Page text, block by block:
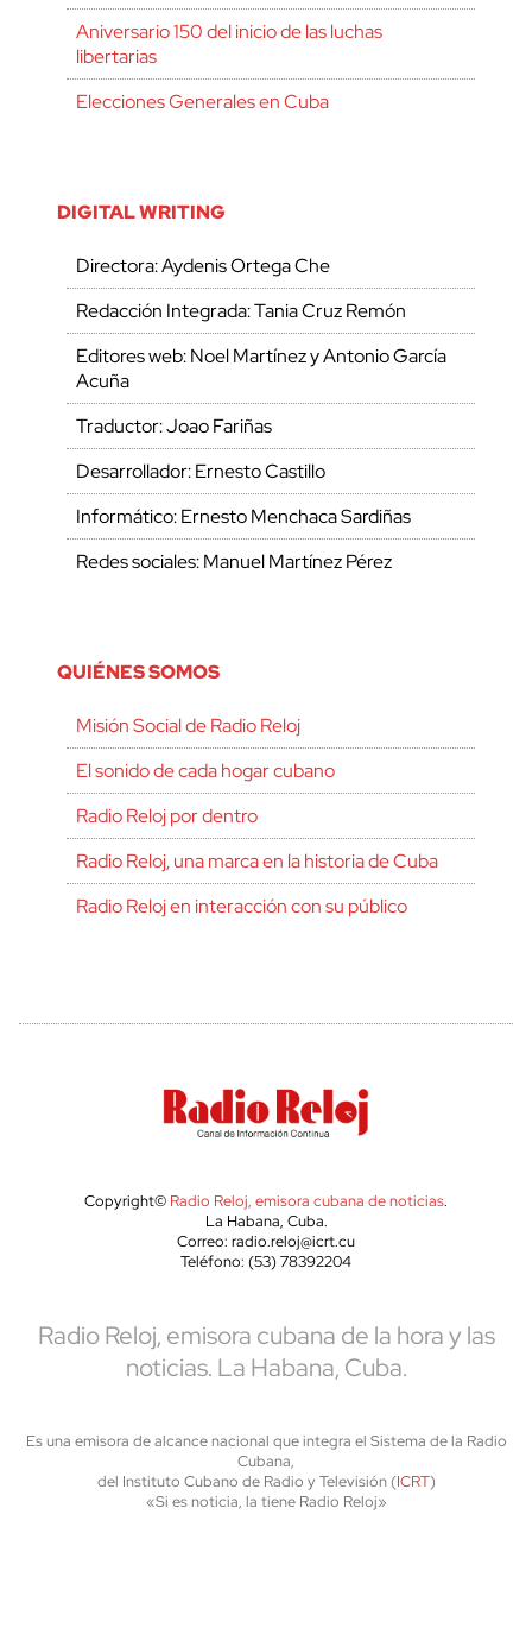
Aniversario 150 del inicio de las luchas
libertarias
Elecciones Generales en Cuba
DIGITAL WRITING
Directora: Aydenis Ortega Che
Redacción Integrada: Tania Cruz Remón
Editores web: Noel Martínez y Antonio García
Acuña
Traductor: Joao Fariñas
Desarrollador: Ernesto Castillo
Informático: Ernesto Menchaca Sardiñas
Redes sociales: Manuel Martínez Pérez
QUIÉNES SOMOS
Misión Social de Radio Reloj
El sonido de cada hogar cubano
Radio Reloj por dentro
Radio Reloj, una marca en la historia de Cuba
Radio Reloj en interacción con su público
Copyright© Radio Reloj, emisora cubana de noticias.
La Habana, Cuba.
Correo: radio.reloj@icrt.cu
Teléfono: (53) 78392204
Radio Reloj, emisora cubana de la hora y las
noticias. La Habana, Cuba.
Es una emisora de alcance nacional que integra el Sistema de la Radio
Cubana,
del Instituto Cubano de Radio y Televisión (ICRT)
«Si es noticia, la tiene Radio Reloj»